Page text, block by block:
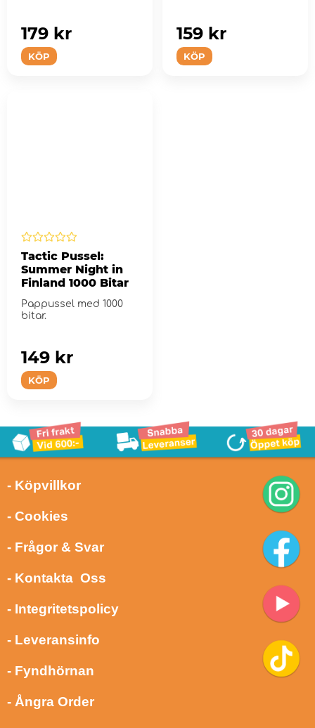
KÖP
179 kr
KÖP
159 kr
Tactic Pussel:
Summer Night in
Finland 1000 Bitar
Pappussel med 1000
bitar.
KÖP
149 kr
- Köpvillkor
- Cookies
- Frågor & Svar
- Kontakta Oss
- Integritetspolicy
- Leveransinfo
- Fyndhörnan
- Ångra Order